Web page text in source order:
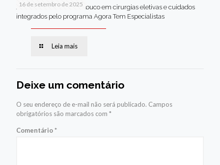
16 de setembro de 2025
Jaboatão lidera Pernambuco em cirurgias eletivas e cuidados
integrados pelo programa Agora Tem Especialistas
Leia mais
Deixe um comentário
O seu endereço de e-mail não será publicado. Campos
obrigatórios são marcados com *
Comentário*